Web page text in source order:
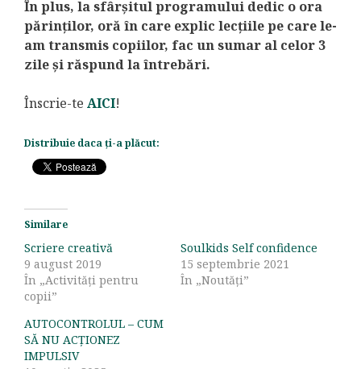
În plus, la sfârșitul programului dedic o ora
părinților, oră în care explic lecțiile pe care le-
am transmis copiilor, fac un sumar al celor 3
zile și răspund la întrebări.
Înscrie-te AICI!
Distribuie daca ți-a plăcut:
Similare
Scriere creativă
9 august 2019
În „Activități pentru
copii”
Soulkids Self confidence
15 septembrie 2021
În „Noutăți”
AUTOCONTROLUL – CUM
SĂ NU ACȚIONEZ
IMPULSIV